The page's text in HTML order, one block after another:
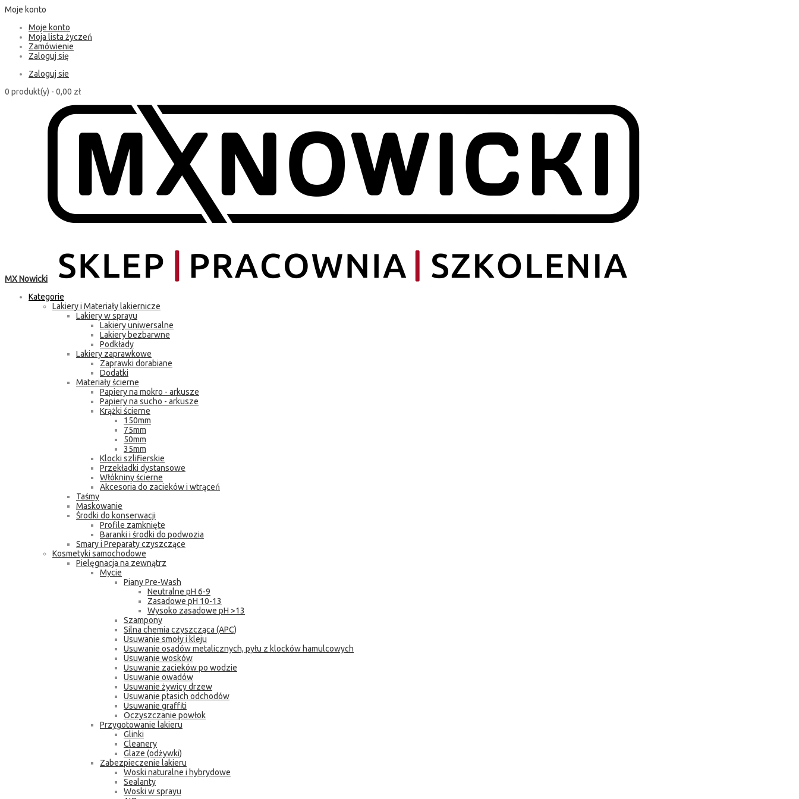
Moje konto
Moje konto
Moja lista życzeń
Zamówienie
Zaloguj się
Zaloguj sie
0 produkt(y) - 0,00 zł
MX Nowicki
Kategorie
Lakiery i Materiały lakiernicze
Lakiery w sprayu
Lakiery uniwersalne
Lakiery bezbarwne
Podkłady
Lakiery zaprawkowe
Zaprawki dorabiane
Dodatki
Materiały ścierne
Papiery na mokro - arkusze
Papiery na sucho - arkusze
Krążki ścierne
150mm
75mm
50mm
35mm
Klocki szlifierskie
Przekładki dystansowe
Włókniny ścierne
Akcesoria do zacieków i wtrąceń
Taśmy
Maskowanie
Środki do konserwacji
Profile zamknięte
Baranki i środki do podwozia
Smary i Preparaty czyszczące
Kosmetyki samochodowe
Pielęgnacja na zewnątrz
Mycie
Piany Pre-Wash
Neutralne pH 6-9
Zasadowe pH 10-13
Wysoko zasadowe pH >13
Szampony
Silna chemia czyszcząca (APC)
Usuwanie smoły i kleju
Usuwanie osadów metalicznych, pyłu z klocków hamulcowych
Usuwanie wosków
Usuwanie zacieków po wodzie
Usuwanie owadów
Usuwanie żywicy drzew
Usuwanie ptasich odchodów
Usuwanie graffiti
Oczyszczanie powłok
Przygotowanie lakieru
Glinki
Cleanery
Glaze (odżywki)
Zabezpieczenie lakieru
Woski naturalne i hybrydowe
Sealanty
Woski w sprayu